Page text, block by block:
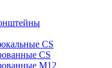
CS
CS
М12